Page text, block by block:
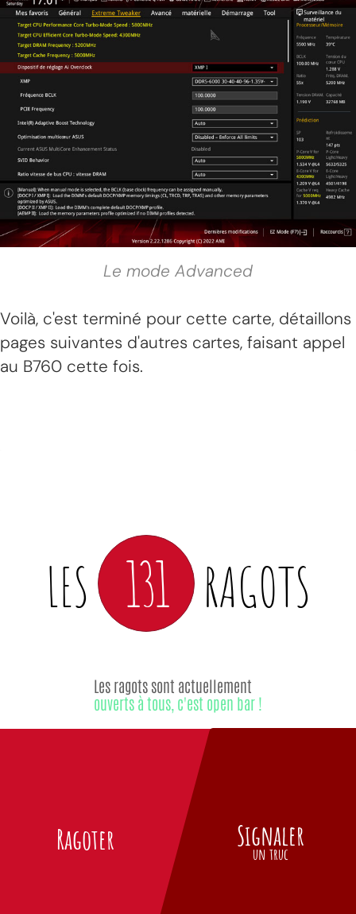
Le mode Advanced
Voilà, c'est terminé pour cette carte, détaillons
pages suivantes d'autres cartes, faisant appel
au B760 cette fois.
LES 131 RAGOTS
Ragoter
Les ragots sont actuellement
ouverts à tous, c'est open bar !
Signaler
un truc